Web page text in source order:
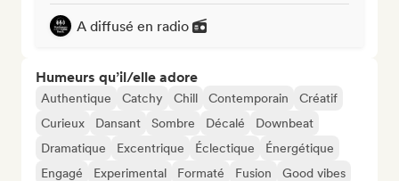
A diffusé en radio
Humeurs qu’il/elle adore
Authentique Catchy Chill Contemporain
Créatif
Curieux
Dansant Sombre Décalé
Downbeat
Dramatique
Excentrique Éclectique
Énergétique
Engagé
Experimental Formaté Fusion
Good vibes